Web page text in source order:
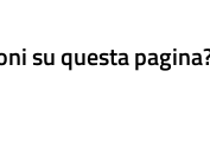
su questa